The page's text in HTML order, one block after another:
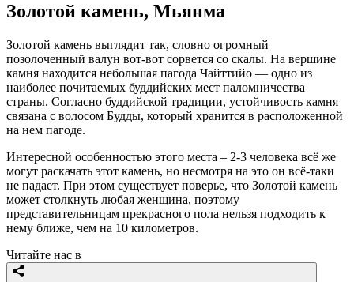
Золотой камень, Мьянма
Золотой камень выглядит так, словно огромный
позолоченный валун вот-вот сорвется со скалы. На вершине
камня находится небольшая пагода Чайттийо — одно из
наиболее почитаемых буддийских мест паломничества
страны. Согласно буддийской традиции, устойчивость камня
связана с волосом Будды, который хранится в расположенной
на нем пагоде.
Интересной особенностью этого места – 2-3 человека всё же
могут раскачать этот камень, но несмотря на это он всё-таки
не падает. При этом существует поверье, что Золотой камень
может столкнуть любая женщина, поэтому
представительницам прекрасного пола нельзя подходить к
нему ближе, чем на 10 километров.
Читайте нас в